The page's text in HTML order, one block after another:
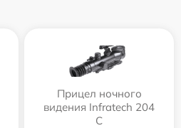
Прицел ночного
видения Infratech 204
С